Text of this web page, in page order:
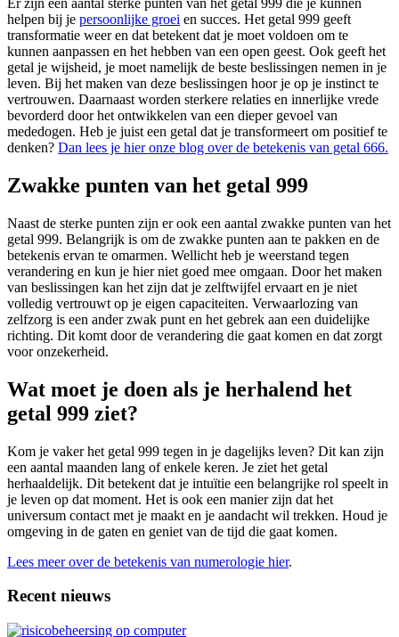
helpen bij je persoonlijke groei en succes. Het getal 999 geeft
transformatie weer en dat betekent dat je moet voldoen om te
kunnen aanpassen en het hebben van een open geest. Ook geeft het
getal je wijsheid, je moet namelijk de beste beslissingen nemen in je
leven. Bij het maken van deze beslissingen hoor je op je instinct te
vertrouwen. Daarnaast worden sterkere relaties en innerlijke vrede
bevorderd door het ontwikkelen van een dieper gevoel van
mededogen. Heb je juist een getal dat je transformeert om positief te
denken? Dan lees je hier onze blog over de betekenis van getal 666.
Zwakke punten van het getal 999
Naast de sterke punten zijn er ook een aantal zwakke punten van het
getal 999. Belangrijk is om de zwakke punten aan te pakken en de
betekenis ervan te omarmen. Wellicht heb je weerstand tegen
verandering en kun je hier niet goed mee omgaan. Door het maken
van beslissingen kan het zijn dat je zelftwijfel ervaart en je niet
volledig vertrouwt op je eigen capaciteiten. Verwaarlozing van
zelfzorg is een ander zwak punt en het gebrek aan een duidelijke
richting. Dit komt door de verandering die gaat komen en dat zorgt
voor onzekerheid.
Wat moet je doen als je herhalend het
getal 999 ziet?
Kom je vaker het getal 999 tegen in je dagelijks leven? Dit kan zijn
een aantal maanden lang of enkele keren. Je ziet het getal
herhaaldelijk. Dit betekent dat je intuïtie een belangrijke rol speelt in
je leven op dat moment. Het is ook een manier zijn dat het
universum contact met je maakt en je aandacht wil trekken. Houd je
omgeving in de gaten en geniet van de tijd die gaat komen.
Lees meer over de betekenis van numerologie hier.
Recent nieuws